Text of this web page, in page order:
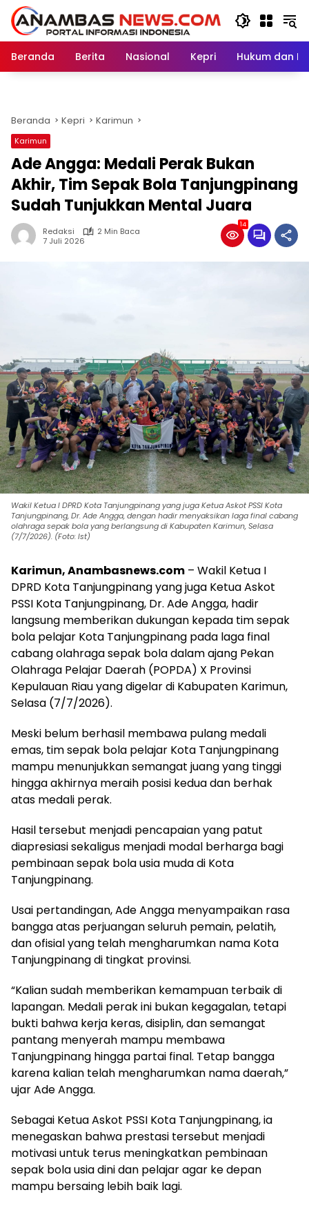
Langsung
konten
Beranda
Berita Nasional Kepri Hukum dan
Beranda Kepri Karimun
Karimun
Ade Angga: Medali Perak Bukan
Akhir, Tim Sepak Bola Tanjungpinang
Sudah Tunjukkan Mental Juara
Redaksi
2 Min Baca
7 Juli 2026
14
Wakil Ketua I DPRD Kota Tanjungpinang yang juga Ketua Askot PSSI Kota
Tanjungpinang, Dr. Ade Angga, dengan hadir menyaksikan laga final cabang
olahraga sepak bola yang berlangsung di Kabupaten Karimun, Selasa
(7/7/2026). (Foto: Ist)
Karimun, Anambasnews.com – Wakil Ketua I
DPRD Kota Tanjungpinang yang juga Ketua Askot
PSSI Kota Tanjungpinang, Dr. Ade Angga, hadir
langsung memberikan dukungan kepada tim sepak
bola pelajar Kota Tanjungpinang pada laga final
cabang olahraga sepak bola dalam ajang Pekan
Olahraga Pelajar Daerah (POPDA) X Provinsi
Kepulauan Riau yang digelar di Kabupaten Karimun,
Selasa (7/7/2026).
Meski belum berhasil membawa pulang medali
emas, tim sepak bola pelajar Kota Tanjungpinang
mampu menunjukkan semangat juang yang tinggi
hingga akhirnya meraih posisi kedua dan berhak
atas medali perak.
Hasil tersebut menjadi pencapaian yang patut
diapresiasi sekaligus menjadi modal berharga bagi
pembinaan sepak bola usia muda di Kota
Tanjungpinang.
Usai pertandingan, Ade Angga menyampaikan rasa
bangga atas perjuangan seluruh pemain, pelatih,
dan ofisial yang telah mengharumkan nama Kota
Tanjungpinang di tingkat provinsi.
“Kalian sudah memberikan kemampuan terbaik di
lapangan. Medali perak ini bukan kegagalan, tetapi
bukti bahwa kerja keras, disiplin, dan semangat
pantang menyerah mampu membawa
Tanjungpinang hingga partai final. Tetap bangga
karena kalian telah mengharumkan nama daerah,”
ujar Ade Angga.
Sebagai Ketua Askot PSSI Kota Tanjungpinang, ia
menegaskan bahwa prestasi tersebut menjadi
motivasi untuk terus meningkatkan pembinaan
sepak bola usia dini dan pelajar agar ke depan
mampu bersaing lebih baik lagi.